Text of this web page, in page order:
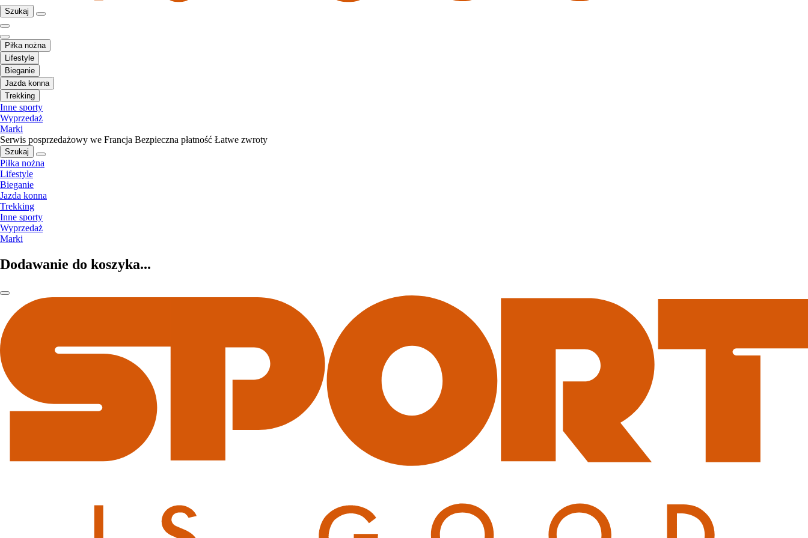
Szukaj
Piłka nożna
Lifestyle
Bieganie
Jazda konna
Trekking
Inne sporty
Wyprzedaż
Marki
Serwis posprzedażowy we Francja Bezpieczna płatność Łatwe zwroty
Szukaj
Piłka nożna
Lifestyle
Bieganie
Jazda konna
Trekking
Inne sporty
Wyprzedaż
Marki
Dodawanie do koszyka...